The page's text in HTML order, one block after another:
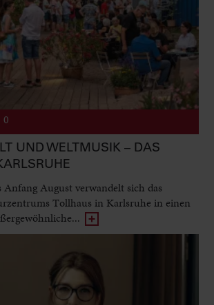
0
UND WELTMUSIK – DAS
August verwandelt sich das
Tollhaus in Karlsruhe in einen